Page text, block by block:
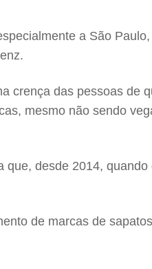
a São
crença das pessoas de
mesmo não sendo
desde 2014,
de marcas de